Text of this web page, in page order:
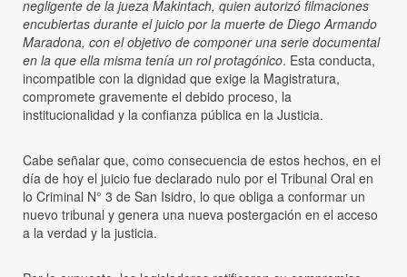
negligente de la jueza Makintach, quien autorizó filmaciones
encubiertas durante el juicio por la muerte de Diego Armando
Maradona, con el objetivo de componer una serie documental
en la que ella misma tenía un rol protagónico. Esta conducta,
incompatible con la dignidad que exige la Magistratura,
compromete gravemente el debido proceso, la
institucionalidad y la confianza pública en la Justicia.
Cabe señalar que, como consecuencia de estos hechos, en el
día de hoy el juicio fue declarado nulo por el Tribunal Oral en
lo Criminal N° 3 de San Isidro, lo que obliga a conformar un
nuevo tribunal y genera una nueva postergación en el acceso
a la verdad y la justicia.